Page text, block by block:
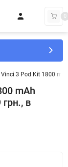
0
3 Pod Kit 1800
mAh
в